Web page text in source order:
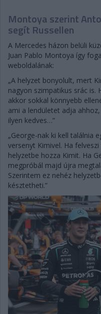
Montoya szerint
segít Russellen
A Mercedes házon belüli
Juan Pablo Montoya így
weboldalának:
„A helyzet bonyolult, mert
nagyon szimpatikus srác is.
akkor sokkal könnyebb
ami a lendületet adja
ilyen kedves…”
„George-nak ki kell találnia
versenyt Kimivel. Ha
helyzetbe hozza Kimit. Ha
megpróbál majd újra
Szerintem ez nehéz
késztetheti.”